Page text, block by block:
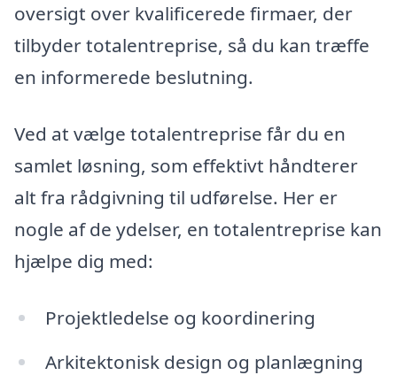
oversigt over kvalificerede firmaer, der
tilbyder totalentreprise, så du kan træffe
en informerede beslutning.
Ved at vælge totalentreprise får du en
samlet løsning, som effektivt håndterer
alt fra rådgivning til udførelse. Her er
nogle af de ydelser, en totalentreprise kan
hjælpe dig med:
Projektledelse og koordinering
Arkitektonisk design og planlægning